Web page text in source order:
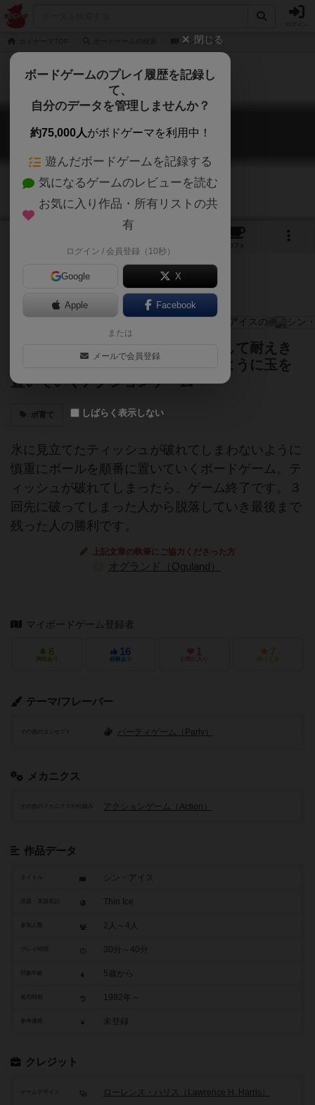
シン・アイス
シン・アイス
Thin Ice
カフェ
自分の番でティッシュに水が浸透して耐えき
れなくなり穴があいてしまわないように玉を
置いていくアクションゲーム
ボ育て
氷に見立てたティッシュが破れてしまわないように
慎重にボールを順番に置いていくボードゲーム。テ
ィッシュが破れてしまったら、ゲーム終了です。３
回先に破ってしまった人から脱落していき最後まで
残った人の勝利です。
上記文章の執筆にご協力くださった方
オグランド（Oguland）
マイボードゲーム登録者
6
興味あり
16
経験あり
1
お気に入り
7
持ってる
テーマ/フレーバー
その他のコンセプト パーティゲーム（Party）
メカニクス
その他のメカニクスや仕組み アクションゲーム（Action）
作品データ
タイトル シン・アイス
Thin Ice
参加人数 2人～4人
30分～40分
5歳から
1992年～
参考価格 未登録
クレジット
ゲームデザイン ローレンス・ハリス（Lawrence H. Harris）
閉じる
ボードゲームのプレイ履歴を記録し
て、
自分のデータを管理しませんか？
約75,000人がボドゲーマを利用中！
遊んだボードゲームを記録する
気になるゲームのレビューを読む
お気に入り作品・所有リストの共
有
ログイン / 会員登録（10秒）
Google X
Apple Facebook
または
メールで会員登録
しばらく表示しない